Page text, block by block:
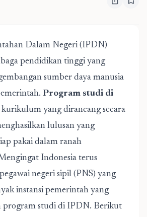
Dalam Negeri (IPDN)
pendidikan tinggi yang
sumber daya manusia
Program studi di
yang dirancang secara
lulusan yang
pakai dalam ranah
Indonesia terus
negeri sipil (PNS) yang
instansi pemerintah yang
program studi di IPDN. Berikut